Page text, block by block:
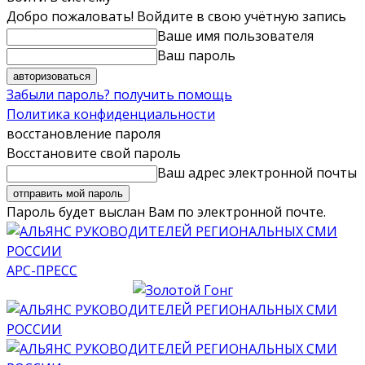
Добро пожаловать! Войдите в свою учётную запись
Ваше имя пользователя
Ваш пароль
Забыли пароль? получить помощь
Политика конфиденциальности
восстановление пароля
Восстановите свой пароль
Ваш адрес электронной почты
Пароль будет выслан Вам по электронной почте.
АРС-ПРЕСС